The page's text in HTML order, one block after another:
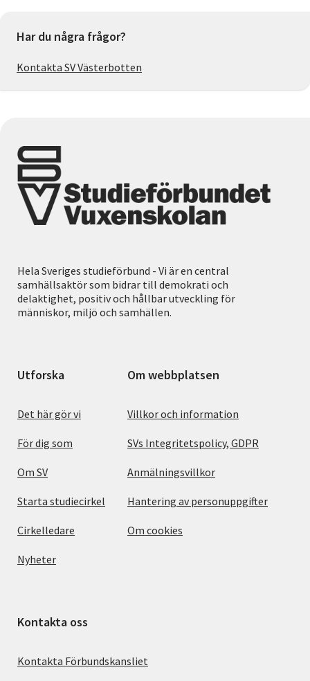
Har du några frågor?
Kontakta SV Västerbotten
Hela Sveriges studieförbund - Vi är en central
samhällsaktör som bidrar till demokrati och
delaktighet, positiv och hållbar utveckling för
människor, miljö och samhällen.
Utforska
Det här gör vi
För dig som
Om SV
Starta studiecirkel
Cirkelledare
Nyheter
Om webbplatsen
Villkor och information
SVs Integritetspolicy, GDPR
Anmälningsvillkor
Hantering av personuppgifter
Om cookies
Kontakta oss
Kontakta Förbundskansliet